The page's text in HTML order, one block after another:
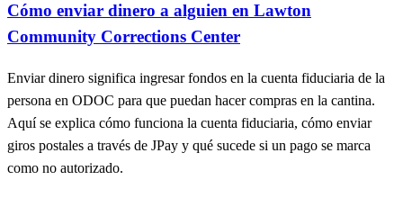
Cómo enviar dinero a alguien en Lawton
Community Corrections Center
Enviar dinero significa ingresar fondos en la cuenta fiduciaria de la
persona en ODOC para que puedan hacer compras en la cantina.
Aquí se explica cómo funciona la cuenta fiduciaria, cómo enviar
giros postales a través de JPay y qué sucede si un pago se marca
como no autorizado.